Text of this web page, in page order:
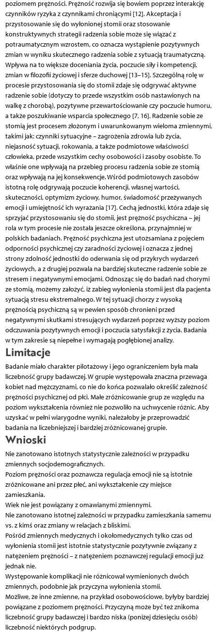
poziomem prężności. Prężność rozwija się bowiem poprzez interakcję
czynników ryzyka z czynnikami chroniącymi [12]. Akceptacja i
przystosowanie się do wyłonionej stomii oraz stosowanie
konstruktywnych strategii radzenia sobie może się wiązać z
potraumatycznym wzrostem, co oznacza wystąpienie pozytywnych
zmian w wyniku skutecznego radzenia sobie z sytuacją traumatyczną.
Wpływa na to większe doceniania życia, poczucie siły i kompetencji,
zmian w filozofii życiowej i sferze duchowej [13–15]. Szczególną rolę w
procesie przystosowania się do stomii zdaje się odgrywać aktywne
radzenie sobie (dotyczy to przede wszystkim osób nastawionych na
walkę z chorobą), pozytywne przewartościowanie czy poczucie humoru,
a także poszukiwanie wsparcia społecznego [7, 16]. Radzenie sobie ze
stomią jest procesem złożonym i uwarunkowanym wieloma zmiennymi,
takimi jak: czynniki sytuacyjne – zagrożenia zdrowia lub życia,
niejasność sytuacji, rokowania, a także podmiotowe właściwości
człowieka, przede wszystkim cechy osobowości i zasoby osobiste. To
właśnie one wpływają na przebieg procesu radzenia sobie ze stomią
oraz wpływają na jej konsekwencje. Wśród podmiotowych zasobów
istotną rolę odgrywają poczucie koherencji, własnej wartości,
skuteczności, optymizm życiowy, humor, świadomość przeżywanych
emocji i umiejętność ich wyrażania [17]. Cechą jednostki, która zdaje się
sprzyjać przystosowaniu się do stomii, jest prężność psychiczna – jej
rola w tym procesie nie została jeszcze określona, przynajmniej w
polskich badaniach. Prężność psychiczna jest utożsamiana z pojęciem
odporności psychicznej czy zaradności życiowej i oznacza z jednej
strony zdolność jednostki do oderwania się od przykrych wydarzeń
życiowych, a z drugiej pozwala na bardziej skuteczne radzenie sobie ze
stresem i negatywnymi emocjami. Odnosząc się do badań nad chorymi
ze stomią, możemy założyć, iż zabieg wyłonienia stomii jest dla pacjenta
sytuacją stresu ekstremalnego. W tej sytuacji chorzy z wysoką
prężnością psychiczną są w pewien sposób chronieni przed
negatywnymi skutkami stresujących wydarzeń poprzez wyższy poziom
odczuwania pozytywnych emocji i poczucia satysfakcji z życia. Badania
w tym zakresie są niepełne i wymagają pogłębionej analizy.
Limitacje
Badanie miało charakter pilotażowy i jego ograniczeniem była mała
liczebność grupy badawczej. W grupie występowała znaczna przewaga
kobiet nad mężczyznami, co nie do końca pozwalało określić zależność
prężności psychicznej od płci. Małe zróżnicowanie grup ze względu na
poziom wykształcenia również nie pozwoliło na uchwycenie różnic. Aby
uzyskać w pełni wiarygodne wyniki, należałoby je przeprowadzić
badania na liczebniejszej i bardziej zróżnicowanej grupie.
Wnioski
Nie zanotowano istotnych statystycznie zależności w przypadku
zmiennych socjodemograficznych.
Poziom prężności oraz poznawcza regulacja emocji nie są istotnie
zróżnicowane ani przez płeć, ani wykształcenie czy miejsce
zamieszkania.
Wiek nie jest powiązany z omawianymi zmiennymi.
Nie zanotowano istotnej zależności w przypadku zamieszkania samemu
vs. z kimś oraz zmiany w relacjach z bliskimi.
Pośród zmiennych medycznych i okołomedycznych tylko czas od
wyłonienia stomii jest istotnie statystycznie pozytywnie związany z
natężeniem prężności – z natężeniem poznawczej regulacji emocji już
jednak nie.
Występowanie komplikacji nie różnicował wymienionych dwóch
zmiennych, podobnie jak przyczyna wyłonienia stomii.
Możliwe, że inne zmienne, na przykład osobowościowe, byłyby bardziej
powiązane z poziomem prężności. Przyczyną może być też znikoma
liczebność grupy badawczej i bardzo niska (poniżej dziesięciu osób)
liczebność niektórych podgrup.